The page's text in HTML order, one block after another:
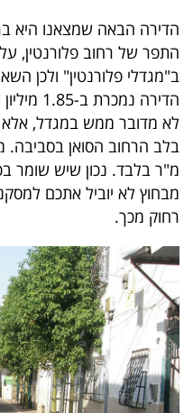
פרסמו
באייס
עקבו
אחרינו:
הדירה הבאה שמצאנו היא
התפר של רחוב פלורנטין,
ב"מגדלי פלורנטין" ולכן
הדירה
מ"ר בלבד. נכון שיש שומר
מבחוץ לא יוביל אתכם
רחוק מכך.